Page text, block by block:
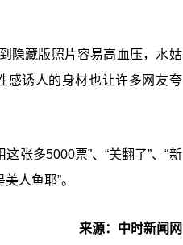
隐藏版照片容易高血压，水姑
感诱人的身材也让许多网友夸
张多5000票”、“美翻了”、“新
人鱼耶”。
来源：中时新闻网